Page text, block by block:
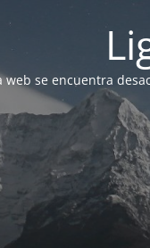
web se encuentra